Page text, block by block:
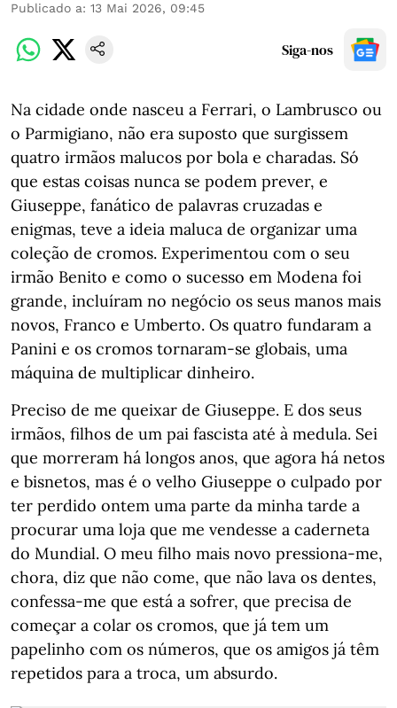
Publicado a: 13 Mai 2026, 09:45
Siga-nos
Na cidade onde nasceu a Ferrari, o Lambrusco ou
o Parmigiano, não era suposto que surgissem
quatro irmãos malucos por bola e charadas. Só
que estas coisas nunca se podem prever, e
Giuseppe, fanático de palavras cruzadas e
enigmas, teve a ideia maluca de organizar uma
coleção de cromos. Experimentou com o seu
irmão Benito e como o sucesso em Modena foi
grande, incluíram no negócio os seus manos mais
novos, Franco e Umberto. Os quatro fundaram a
Panini e os cromos tornaram-se globais, uma
máquina de multiplicar dinheiro.
Preciso de me queixar de Giuseppe. E dos seus
irmãos, filhos de um pai fascista até à medula. Sei
que morreram há longos anos, que agora há netos
e bisnetos, mas é o velho Giuseppe o culpado por
ter perdido ontem uma parte da minha tarde a
procurar uma loja que me vendesse a caderneta
do Mundial. O meu filho mais novo pressiona-me,
chora, diz que não come, que não lava os dentes,
confessa-me que está a sofrer, que precisa de
começar a colar os cromos, que já tem um
papelinho com os números, que os amigos já têm
repetidos para a troca, um absurdo.